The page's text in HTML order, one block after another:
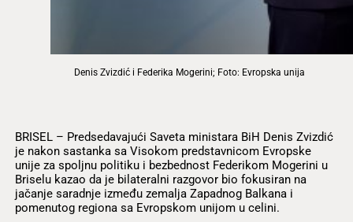
Denis Zvizdić i Federika Mogerini; Foto: Evropska unija
BRISEL – Predsedavajući Saveta ministara BiH Denis Zvizdić
je nakon sastanka sa Visokom predstavnicom Evropske
unije za spoljnu politiku i bezbednost Federikom Mogerini u
Briselu kazao da je bilateralni razgovor bio fokusiran na
jačanje saradnje između zemalja Zapadnog Balkana i
pomenutog regiona sa Evropskom unijom u celini.